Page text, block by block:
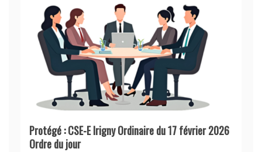
Protégé : CSE-E Irigny Ordinaire du 17 février 2026
Ordre du jour